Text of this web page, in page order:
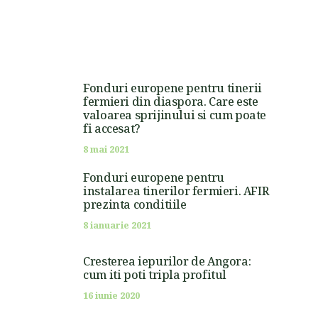
Fonduri europene pentru tinerii
fermieri din diaspora. Care este
valoarea sprijinului si cum poate
fi accesat?
8 mai 2021
Fonduri europene pentru
instalarea tinerilor fermieri. AFIR
prezinta conditiile
8 ianuarie 2021
Cresterea iepurilor de Angora:
cum iti poti tripla profitul
16 iunie 2020